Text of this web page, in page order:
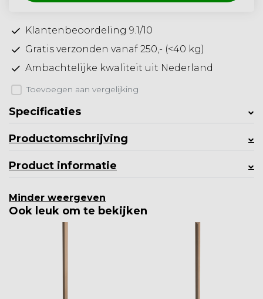
Klantenbeoordeling 9.1/10
Gratis verzonden vanaf 250,- (<40 kg)
Ambachtelijke kwaliteit uit Nederland
Toevoegen aan vergelijking
Specificaties
Productomschrijving
Product informatie
Minder weergeven
Ook leuk om te bekijken